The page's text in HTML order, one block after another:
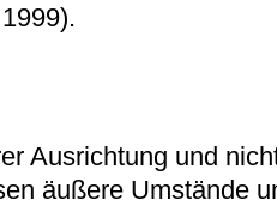
Ausrichtung und
äußere Umstände